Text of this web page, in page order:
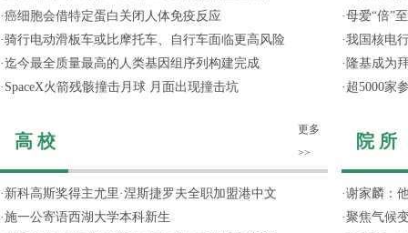
·癌细胞会借特定蛋白关闭人体免疫反应
·骑行电动滑板车或比摩托车、自行车面临更高风险
·迄今最全质量最高的人类基因组序列构建完成
· SpaceX火箭残骸撞击月球 月面出现撞击坑
高 校
更多
>>
· 新科高斯奖得主尤里·涅斯捷罗夫全职加盟港中文
·施一公寄语西湖大学本科新生
·母爱“倍”
·我国核电
· 隆基成为
· 超5000家
院 所
·谢家麟：
·聚焦气候